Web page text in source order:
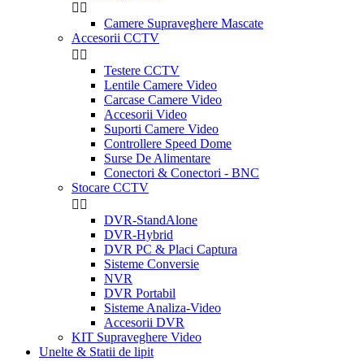
 
Camere Supraveghere Mascate
Accesorii CCTV
 
Testere CCTV
Lentile Camere Video
Carcase Camere Video
Accesorii Video
Suporti Camere Video
Controllere Speed Dome
Surse De Alimentare
Conectori & Conectori - BNC
Stocare CCTV
 
DVR-StandAlone
DVR-Hybrid
DVR PC & Placi Captura
Sisteme Conversie
NVR
DVR Portabil
Sisteme Analiza-Video
Accesorii DVR
KIT Supraveghere Video
Unelte & Statii de lipit